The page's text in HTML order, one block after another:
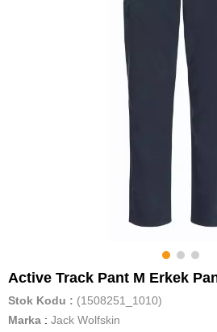
Active Track Pant M Erkek
Stok Kodu
(1508251_1010)
Marka : Jack Wolfskin